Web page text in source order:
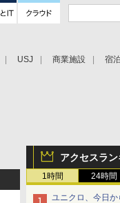
USJ 商業施設 宿泊
アクセスラ
1時間 24時間
ユニクロ、今日